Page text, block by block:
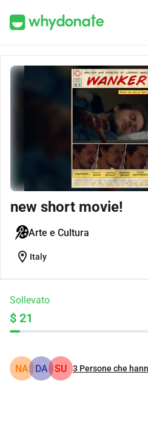
new short movie!
Arte e Cultura
location_on Italy
Sollevato
$ 21
NA DA SU 3 Persone che